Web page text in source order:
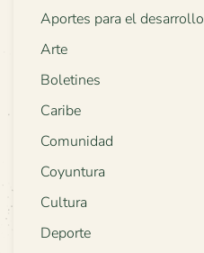
Aportes para el desarrollo
Arte
Boletines
Caribe
Comunidad
Coyuntura
Cultura
Deporte